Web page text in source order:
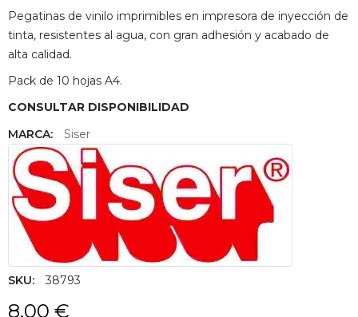
Pegatinas de vinilo imprimibles en impresora de inyección de
tinta, resistentes al agua, con gran adhesión y acabado de
alta calidad.
Pack de 10 hojas A4.
CONSULTAR DISPONIBILIDAD
MARCA:
Siser
SKU: 38793
8,00 €